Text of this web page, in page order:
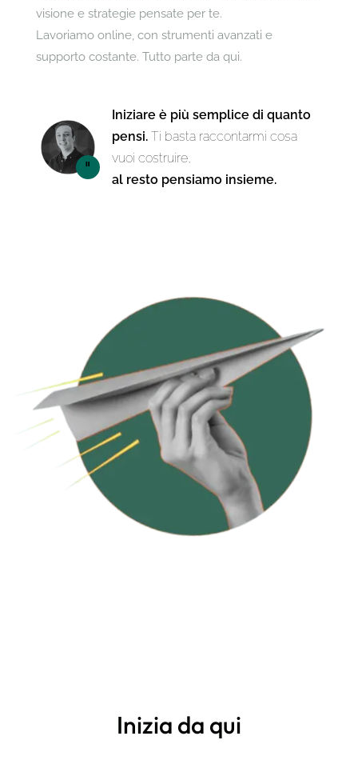
visione e strategie pensate per te.
Lavoriamo online, con strumenti avanzati e
supporto costante. Tutto parte da qui.
Iniziare è più semplice di quanto
pensi.Ti basta raccontarmi cosa
vuoi costruire,
al resto pensiamo insieme.
Inizia da qui